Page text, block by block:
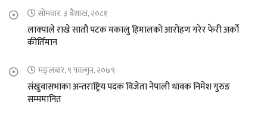
सोमवार, ३ बैशाख, २०८१
लाक्पाले राखे सातौ पटक मकालु हिमालको आरोहण गरेर फेरी अर्को
कीर्तिमान
मङ्लबार, ९ फाल्गुन, २०७९
संखुवासभाका अन्तराष्ट्रिय पदक विजेता नेपाली धावक निमेश गुरुङ
सम्ममानित